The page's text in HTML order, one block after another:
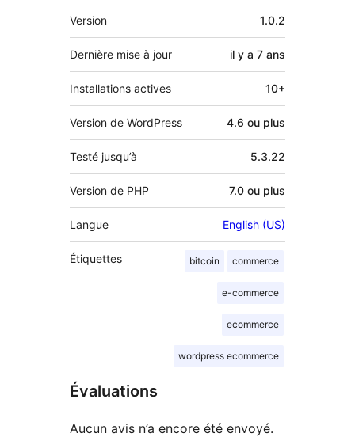
Méta
Version 1.0.2
Dernière mise à jour il y a 7 ans
Installations actives 10+
Version de WordPress 4.6 ou plus
Testé jusqu’à 5.3.22
Version de PHP 7.0 ou plus
Langue English (US)
Étiquettes bitcoin commerce
e-commerce
ecommerce
wordpress ecommerce
Évaluations
Aucun avis n’a encore été envoyé.